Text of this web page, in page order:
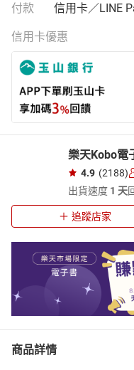
付款 信用卡／LINE
信用卡優惠
樂天Kobo電
4.9 (2188)
出貨速度 1 天
追蹤店家
商品詳情